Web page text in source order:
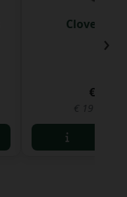
Clover Gin
€ 9,56
€ 191,20
›